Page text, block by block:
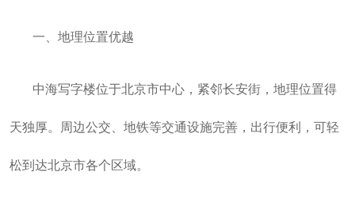
一、地理位置优越
中海写字楼位于北京市中心，紧邻长安街，地理位置得
天独厚。周边公交、地铁等交通设施完善，出行便利，可轻
松到达北京市各个区域。